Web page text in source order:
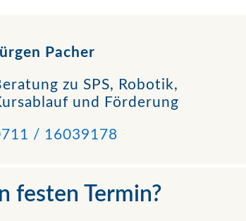
Pacher
zu SPS, Robotik,
und Förderung
/ 16039178
festen Termin?